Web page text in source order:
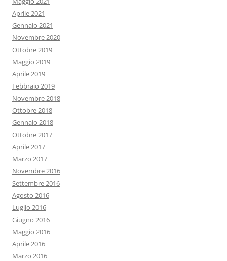
Aprile 2021
Gennaio 2021
Novembre 2020
Ottobre 2019
Maggio 2019
Aprile 2019
Febbraio 2019
Novembre 2018
Ottobre 2018
Gennaio 2018
Ottobre 2017
Aprile 2017
Marzo 2017
Novembre 2016
Settembre 2016
Agosto 2016
Luglio 2016
Giugno 2016
Maggio 2016
Aprile 2016
Marzo 2016